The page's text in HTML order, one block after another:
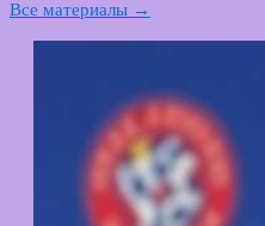
Все материалы →